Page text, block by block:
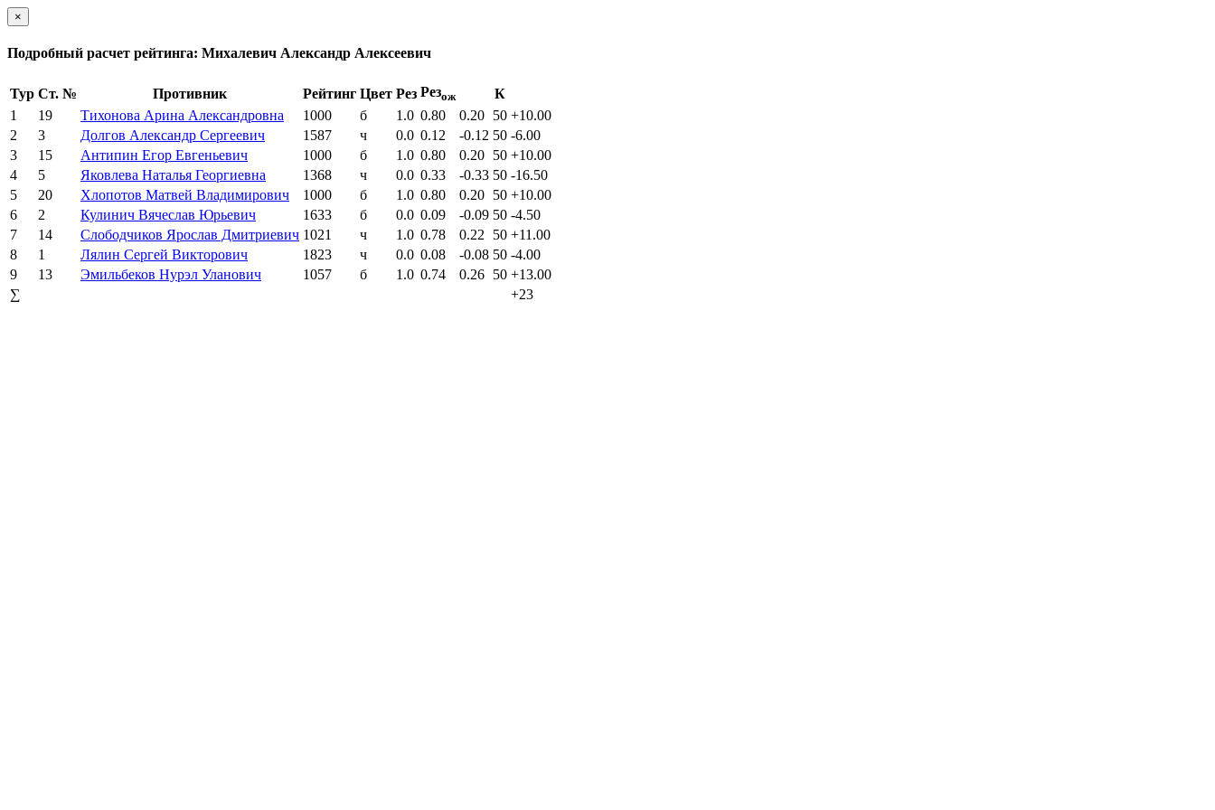
×
Подробный расчет рейтинга: Михалевич Александр Алексеевич
Тур Ст. № Противник Рейтинг Цвет Рез Резож
К
1
19 Тихонова Арина Александровна 1000 б 1.0 0.80 0.20 50 +10.00
2
3 Долгов Александр Сергеевич 1587 ч 0.0 0.12 -0.12 50 -6.00
3
15 Антипин Егор Евгеньевич 1000 б 1.0 0.80 0.20 50 +10.00
4
5 Яковлева Наталья Георгиевна 1368 ч 0.0 0.33 -0.33 50 -16.50
5
20 Хлопотов Матвей Владимирович 1000 б 1.0 0.80 0.20 50 +10.00
6
2 Кулинич Вячеслав Юрьевич 1633 б 0.0 0.09 -0.09 50 -4.50
7
14 Слободчиков Ярослав Дмитриевич 1021 ч 1.0 0.78 0.22 50 +11.00
8
1 Лялин Сергей Викторович 1823 ч 0.0 0.08 -0.08 50 -4.00
9
13 Эмильбеков Нурэл Уланович 1057 б 1.0 0.74 0.26 50 +13.00
∑
+23